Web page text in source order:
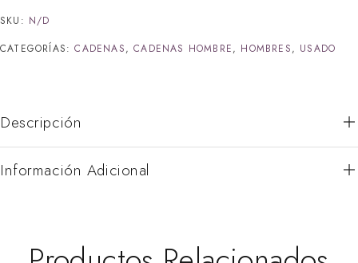
SKU: N/D
CATEGORÍAS:CADENAS,CADENAS HOMBRE, HOMBRES, USADO
Descripción
Información Adicional